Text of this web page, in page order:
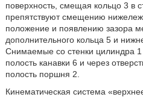
поверхность, смещая кольцо 3 в
препятствуют смещению
положение и появлению зазора
дополнительного кольца 5 и
Снимаемые со стенки цилиндра
полость канавки 6 и через
полость поршня 2.
Кинематическая система